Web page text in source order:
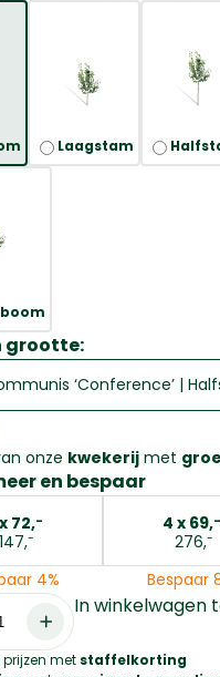
Laagstam
grootte:
onze kwekerij met
en bespaar
72,-
147,-
4%
4 x69,-
276,-
Bespaar
In winkelwagen
met staffelkorting